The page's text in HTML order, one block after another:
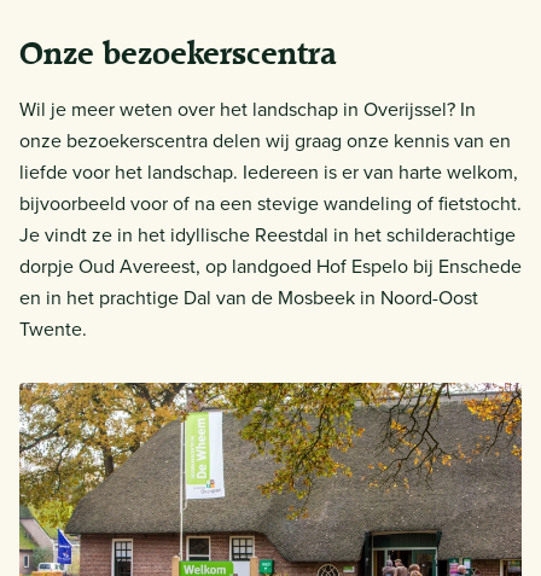
Onze bezoekerscentra
Wil je meer weten over het landschap in Overijssel? In
onze bezoekerscentra delen wij graag onze kennis van en
liefde voor het landschap. Iedereen is er van harte welkom,
bijvoorbeeld voor of na een stevige wandeling of fietstocht.
Je vindt ze in het idyllische Reestdal in het schilderachtige
dorpje Oud Avereest, op landgoed Hof Espelo bij Enschede
en in het prachtige Dal van de Mosbeek in Noord-Oost
Twente.